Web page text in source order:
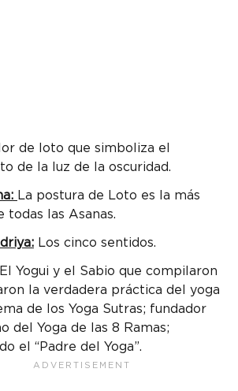
de loto que simboliza el
de la luz de la oscuridad.
La postura de Loto es la más
todas las Asanas.
Los cinco sentidos.
El Yogui y el Sabio que compilaron
la verdadera práctica del yoga
de los Yoga Sutras; fundador
del Yoga de las 8 Ramas;
el “Padre del Yoga”.